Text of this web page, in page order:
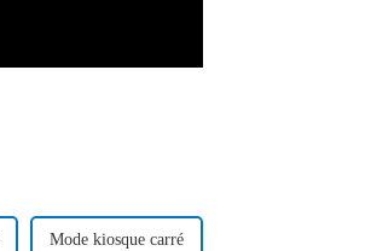
Mode kiosque carré